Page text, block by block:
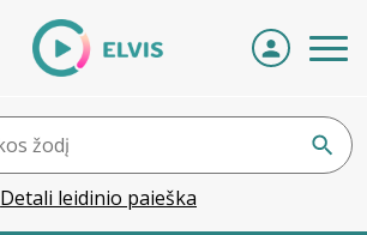
Detali leidinio paieška